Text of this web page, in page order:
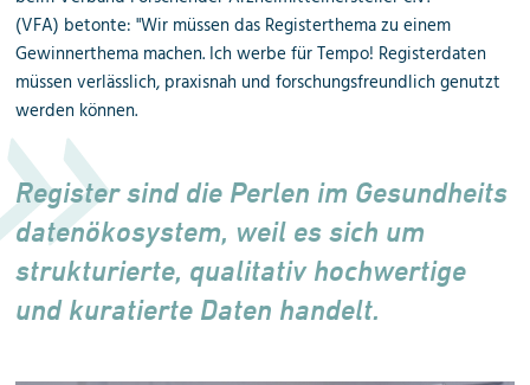
(VFA) betonte: "Wir müssen das Registerthema zu einem
Gewinnerthema machen. Ich werbe für Tempo! Registerdaten
müssen verlässlich, praxisnah und forschungsfreundlich genutzt
werden können.
Register sind die Perlen im Gesundheits
datenökosystem, weil es sich um
strukturierte, qualitativ hochwertige
und kuratierte Daten handelt.